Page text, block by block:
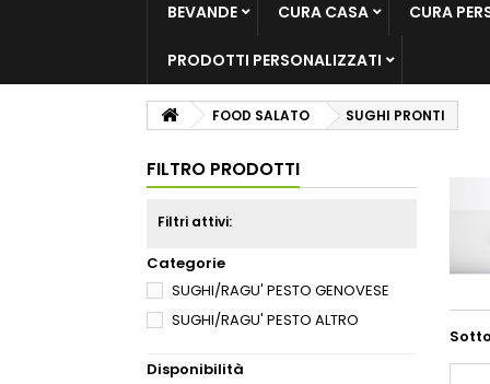
BEVANDE CURA CASA CURA
PRODOTTI PERSONALIZZATI
FOOD SALATO SUGHI PRONTI
FILTRO PRODOTTI
Filtri attivi:
Categorie
SUGHI/RAGU' PESTO GENOVESE
SUGHI/RAGU' PESTO ALTRO
Disponibilità